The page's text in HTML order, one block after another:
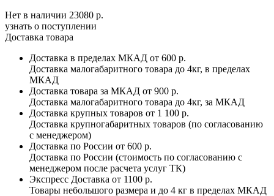
Нет в наличии 23080 р.
узнать о поступлении
Доставка товара
Доставка в пределах МКАД от 600 р.
Доставка малогабаритного товара до 4кг, в пределах
МКАД
Доставка товара за МКАД от 900 р.
Доставка малогабаритного товара до 4кг, за МКАД
Доставка крупных товаров от 1 100 р.
Доставка крупногабаритных товаров (по согласованию
с менеджером)
Доставка по России от 600 р.
Доставка по России (стоимость по согласованию с
менеджером после расчета услуг ТК)
Экспресс Доставка от 1100 р.
Товары небольшого размера и до 4 кг в пределах МКАД